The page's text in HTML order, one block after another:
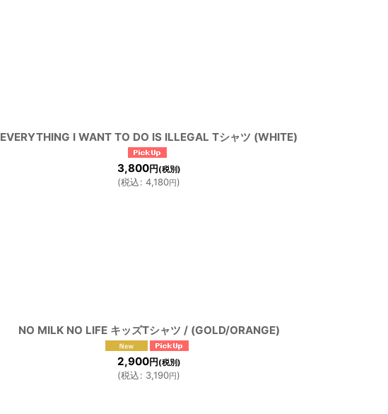
EVERYTHING I WANT TO DO IS ILLEGAL Tシャツ (WHITE)
3,800円 (税別)
(税込: 4,180円)
NO MILK NO LIFE キッズTシャツ / (GOLD/ORANGE)
2,900円 (税別)
(税込: 3,190円)